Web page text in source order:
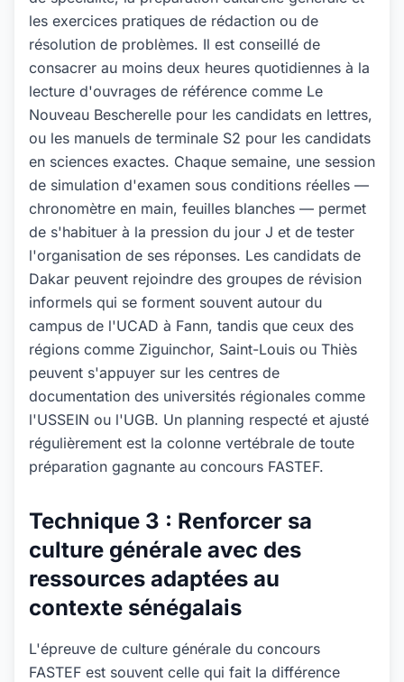
les exercices pratiques de rédaction ou de
résolution de problèmes. Il est conseillé de
consacrer au moins deux heures quotidiennes à la
lecture d'ouvrages de référence comme Le
Nouveau Bescherelle pour les candidats en lettres,
ou les manuels de terminale S2 pour les candidats
en sciences exactes. Chaque semaine, une session
de simulation d'examen sous conditions réelles —
chronomètre en main, feuilles blanches — permet
de s'habituer à la pression du jour J et de tester
l'organisation de ses réponses. Les candidats de
Dakar peuvent rejoindre des groupes de révision
informels qui se forment souvent autour du
campus de l'UCAD à Fann, tandis que ceux des
régions comme Ziguinchor, Saint-Louis ou Thiès
peuvent s'appuyer sur les centres de
documentation des universités régionales comme
l'USSEIN ou l'UGB. Un planning respecté et ajusté
régulièrement est la colonne vertébrale de toute
préparation gagnante au concours FASTEF.
Technique 3 : Renforcer sa
culture générale avec des
ressources adaptées au
contexte sénégalais
L'épreuve de culture générale du concours
FASTEF est souvent celle qui fait la différence